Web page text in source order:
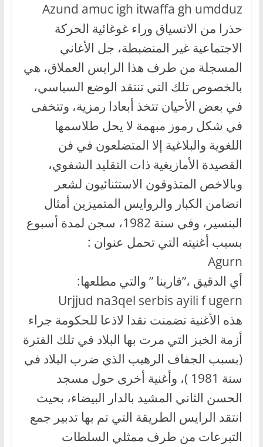
Azund amuc igh itwaffa gh umdduz
حذرا من الانسياق وراء غوغائية الحركة
الاجتماعية غير المنضبطة، جل الأغاني
المسجلة من طرف هذا الرايس العملاق، هي
بالخصوص تلك التي تنتقد الوضع السياسي،
في بعض الأحيان تتخذ أبعادا رمزية، وتتخفى
في شكل رموز مبهمة لا يحل طلاسمها
اللغوية والبلاغية إلا المتضلعون في فن
القصيدة الأمازيغية ذات التقليد الشفوي،
وبالاخص المتذوقون الاستثنائيون لشعر
انضامن الكبار والروايس المتميزين أمثال
البنسير، وفي سنة 1982، سجن لمدة أسبوع
بسبب أغنيته التي تحمل عنوان :
Agurn
أي الدقيق ،”فارينا ” والتي مطلعها:
Urjjud na3qel serbis ayili f ugern
هذه الأغنية تضمنت نقدا لاذعا للحكومة جراء
أزمة الخبز التي مرت بها البلاد في تلك الفترة
(بسبب الجفاف الرهيب الذي ضرب البلاد في
سنة 1981 )، وأغنية أخرى حول مسجد
الحسن الثاني المشيد بالدار البيضاء، بحيث
انتقد الرايس الطريقة التي تم بها تدبير جمع
التبرعات من طرف ممثلي السلطات